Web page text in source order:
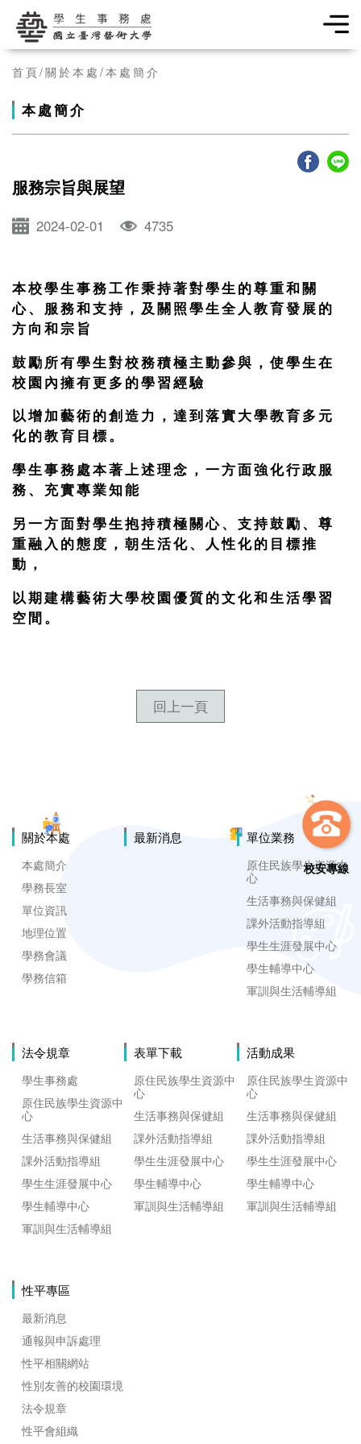
學生事務處
首頁 關於本處 本處簡介
本處簡介
服務宗旨與展望
2024-02-01 4735
本校學生事務工作秉持著對學生的尊重和關
心、服務和支持，及關照學生全人教育發展的
方向和宗旨
鼓勵所有學生對校務積極主動參與，使學生在
校園內擁有更多的學習經驗
以增加藝術的創造力，達到落實大學教育多元
化的教育目標。
學生事務處本著上述理念，一方面強化行政服
務、充實專業知能
另一方面對學生抱持積極關心、支持鼓勵、尊
重融入的態度，朝生活化、人性化的目標推
動，
以期建構藝術大學校園優質的文化和生活學習
空間。
回上一頁
校安專線
關於本處
本處簡介
學務長室
單位資訊
地理位置
學務會議
學務信箱
最新消息 單位業務
原住民族學生資源中
心
生活事務與保健組
課外活動指導組
學生生涯發展中心
學生輔導中心
軍訓與生活輔導組
法令規章
學生事務處
原住民族學生資源中
心
生活事務與保健組
課外活動指導組
學生生涯發展中心
學生輔導中心
軍訓與生活輔導組
表單下載
原住民族學生資源中
心
生活事務與保健組
課外活動指導組
學生生涯發展中心
學生輔導中心
軍訓與生活輔導組
活動成果
原住民族學生資源中
心
生活事務與保健組
課外活動指導組
學生生涯發展中心
學生輔導中心
軍訓與生活輔導組
性平專區
最新消息
通報與申訴處理
性平相關網站
性別友善的校園環境
法令規章
性平會組織